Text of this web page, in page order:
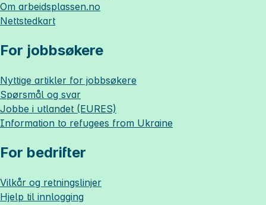
Om arbeidsplassen.no
Nettstedkart
For jobbsøkere
Nyttige artikler for jobbsøkere
Spørsmål og svar
Jobbe i utlandet (EURES)
Information to refugees from Ukraine
For bedrifter
Vilkår og retningslinjer
Hjelp til innlogging